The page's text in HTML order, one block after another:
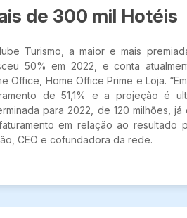
de 300 mil Hotéis
Turismo, a maior e mais
50% em 2022, e conta
Office, Home Office Prime e Loja.
de 51,1% e a projeção é
para 2022, de 120 milhões,
em relação ao resultado
CEO e cofundadora da rede.